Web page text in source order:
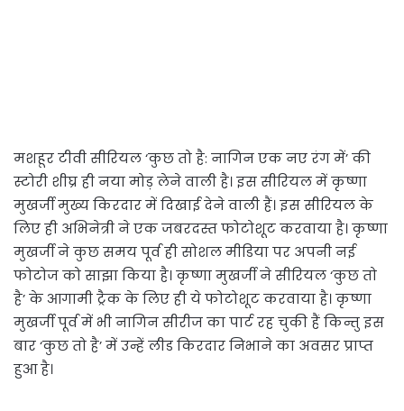
मशहूर टीवी सीरियल ‘कुछ तो है: नागिन एक नए रंग में’ की
स्टोरी शीघ्र ही नया मोड़ लेने वाली है। इस सीरियल में कृष्णा
मुखर्जी मुख्य किरदार में दिखाई देने वाली हैं। इस सीरियल के
लिए ही अभिनेत्री ने एक जबरदस्त फोटोशूट करवाया है। कृष्णा
मुखर्जी ने कुछ समय पूर्व ही सोशल मीडिया पर अपनी नई
फोटोज को साझा किया है। कृष्णा मुखर्जी ने सीरियल ‘कुछ तो
है’ के आगामी ट्रैक के लिए ही ये फोटोशूट करवाया है। कृष्णा
मुखर्जी पूर्व में भी नागिन सीरीज का पार्ट रह चुकी हैं किन्तु इस
बार ‘कुछ तो है’ में उन्हें लीड किरदार निभाने का अवसर प्राप्त
हुआ है।